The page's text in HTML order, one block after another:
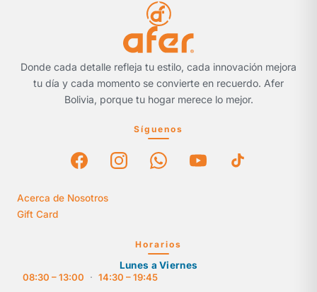
Donde cada detalle refleja tu estilo, cada innovación mejora
tu día y cada momento se convierte en recuerdo. Afer
Bolivia, porque tu hogar merece lo mejor.
Síguenos
Acerca de Nosotros
Gift Card
Horarios
Lunes a Viernes
08:30 – 13:00
· 14:30 – 19:45